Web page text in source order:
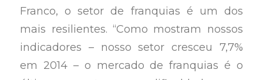
Franco, o setor de franquias é um dos
mais resilientes. “Como mostram nossos
indicadores – nosso setor cresceu 7,7%
em 2014 – o mercado de franquias é o